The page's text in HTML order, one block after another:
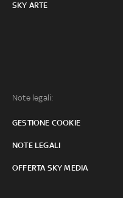
SKY ARTE
Note legali:
GESTIONE COOKIE
NOTE LEGALI
OFFERTA SKY MEDIA